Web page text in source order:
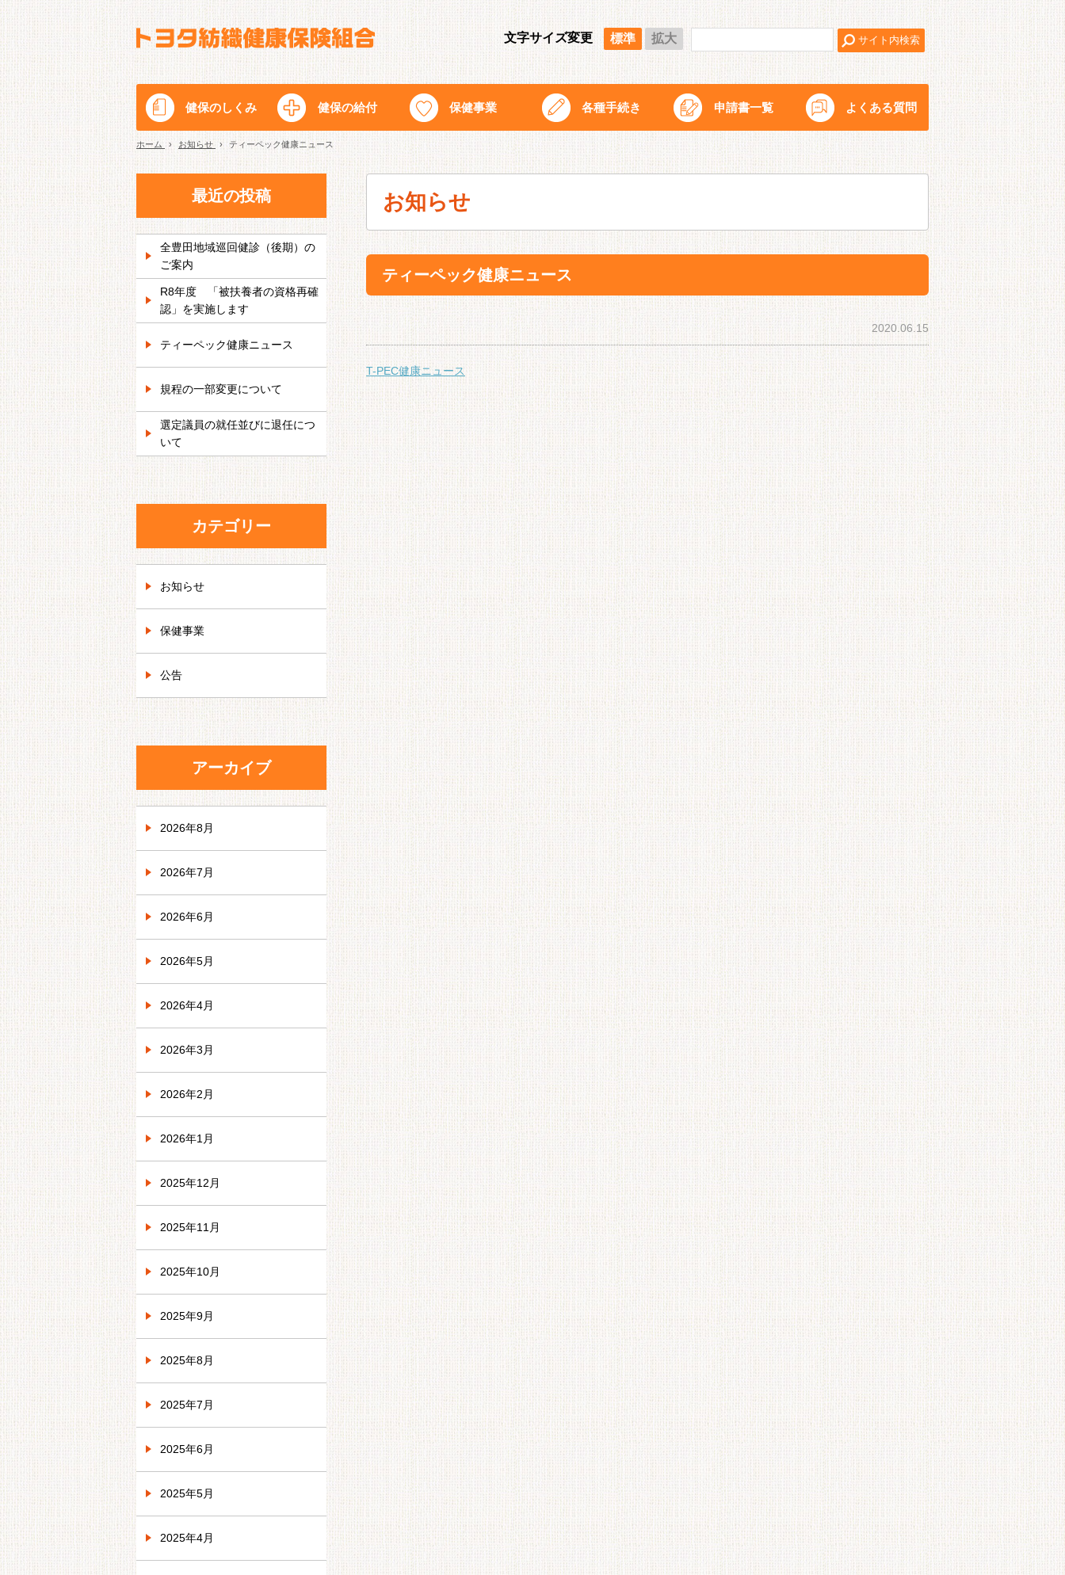
文字サイズ変更 標準 拡大
健保のしくみ 健保の給付 保健事業 各種手続き 申請書一覧 よくある質問
ホーム › お知らせ › ティーペック健康ニュース
お知らせ
ティーペック健康ニュース
2020.06.15
T-PEC健康ニュース
最近の投稿
全豊田地域巡回健診（後期）の
ご案内
R8年度 「被扶養者の資格再確
認」を実施します
ティーペック健康ニュース
規程の一部変更について
選定議員の就任並びに退任につ
いて
カテゴリー
お知らせ
保健事業
公告
アーカイブ
2026年8月
2026年7月
2026年6月
2026年5月
2026年4月
2026年3月
2026年2月
2026年1月
2025年12月
2025年11月
2025年10月
2025年9月
2025年8月
2025年7月
2025年6月
2025年5月
2025年4月